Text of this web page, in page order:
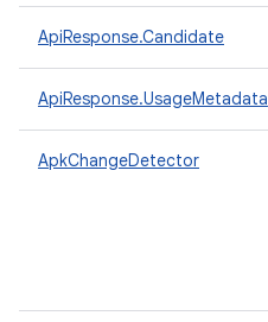
ApiResponse.Candidate
ApiResponse.UsageMetadata
ApkChangeDetector